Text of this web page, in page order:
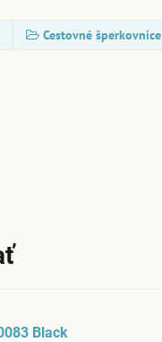
Cestovné šperkovnice
Black